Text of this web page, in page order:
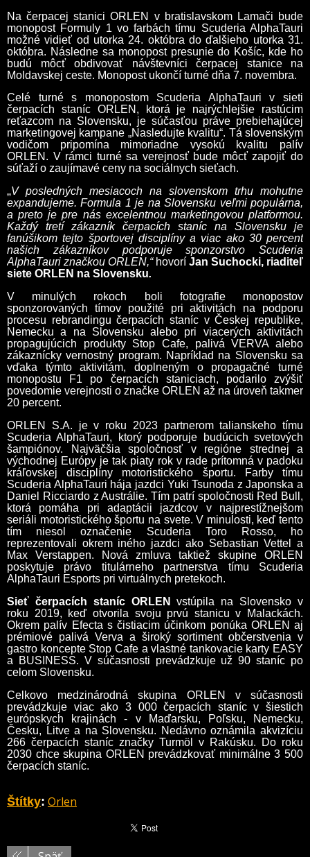
Na čerpacej stanici ORLEN v bratislavskom Lamači bude
monopost Formuly 1 vo farbách tímu Scuderia AlphaTauri
možné vidieť od utorka 24. októbra do ďalšieho utorka 31.
októbra. Následne sa monopost presunie do Košíc, kde ho
budú môcť obdivovať návštevníci čerpacej stanice na
Moldavskej ceste. Monopost ukončí turné dňa 7. novembra.
Celé turné s monopostom Scuderia AlphaTauri v sieti
čerpacích staníc ORLEN, ktorá je najrýchlejšie rastúcim
reťazcom na Slovensku, je súčasťou práve prebiehajúcej
marketingovej kampane „Nasledujte kvalitu“. Tá slovenským
vodičom pripomína mimoriadne vysokú kvalitu palív
ORLEN. V rámci turné sa verejnosť bude môcť zapojiť do
súťaží o zaujímavé ceny na sociálnych sieťach.
„V posledných mesiacoch na slovenskom trhu mohutne
expandujeme. Formula 1 je na Slovensku veľmi populárna,
a preto je pre nás excelentnou marketingovou platformou.
Každý tretí zákazník čerpacích staníc na Slovensku je
fanúšikom tejto športovej disciplíny a viac ako 30 percent
našich zákazníkov podporuje sponzorstvo Scuderia
AlphaTauri značkou ORLEN,“hovorí Jan Suchocki, riaditeľ
siete ORLEN na Slovensku.
V minulých rokoch boli fotografie monopostov
sponzorovaných tímov použité pri aktivitách na podporu
procesu rebrandingu čerpacích staníc v Českej republike,
Nemecku a na Slovensku alebo pri viacerých aktivitách
propagujúcich produkty Stop Cafe, palivá VERVA alebo
zákaznícky vernostný program. Napríklad na Slovensku sa
vďaka týmto aktivitám, doplneným o propagačné turné
monopostu F1 po čerpacích staniciach, podarilo zvýšiť
povedomie verejnosti o značke ORLEN až na úroveň takmer
20 percent.
ORLEN S.A. je v roku 2023 partnerom talianskeho tímu
Scuderia AlphaTauri, ktorý podporuje budúcich svetových
šampiónov. Najväčšia spoločnosť v regióne strednej a
východnej Európy je tak piaty rok v rade prítomná v padoku
kráľovskej disciplíny motoristického športu. Farby tímu
Scuderia AlphaTauri hája jazdci Yuki Tsunoda z Japonska a
Daniel Ricciardo z Austrálie. Tím patrí spoločnosti Red Bull,
ktorá pomáha pri adaptácii jazdcov v najprestížnejšom
seriáli motoristického športu na svete. V minulosti, keď tento
tím niesol označenie Scuderia Toro Rosso, ho
reprezentovali okrem iného jazdci ako Sebastian Vettel a
Max Verstappen. Nová zmluva taktiež skupine ORLEN
poskytuje právo titulárneho partnerstva tímu Scuderia
AlphaTauri Esports pri virtuálnych pretekoch.
Sieť čerpacích staníc ORLEN
vstúpila na Slovensko v
roku 2019, keď otvorila svoju prvú stanicu v Malackách.
Okrem palív Efecta s čistiacim účinkom ponúka ORLEN aj
prémiové palivá Verva a široký sortiment občerstvenia v
gastro koncepte Stop Cafe a vlastné tankovacie karty EASY
a BUSINESS. V súčasnosti prevádzkuje už 90 staníc po
celom Slovensku.
Celkovo medzinárodná skupina ORLEN v súčasnosti
prevádzkuje viac ako 3 000 čerpacích staníc v šiestich
európskych krajinách - v Maďarsku, Poľsku, Nemecku,
Česku, Litve a na Slovensku. Nedávno oznámila akvizíciu
266 čerpacích staníc značky Turmöl v Rakúsku. Do roku
2030 chce skupina ORLEN prevádzkovať minimálne 3 500
čerpacích staníc.
Štítky: Orlen